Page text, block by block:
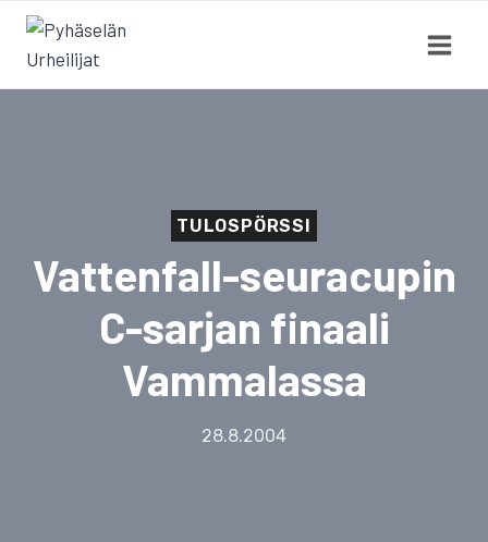
Siirry
sisältöön
TULOSPÖRSSI
Vattenfall-seuracupin
C-sarjan finaali
Vammalassa
28.8.2004